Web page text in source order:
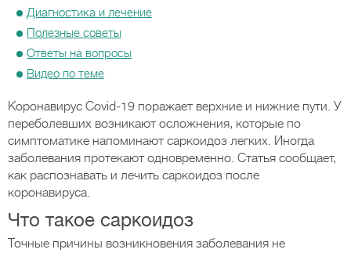
Диагностика и лечение
Полезные советы
​Ответы на вопросы
Видео по теме
Коронавирус Covid-19 поражает верхние и нижние пути. У
переболевших возникают осложнения, которые по
симптоматике напоминают саркоидоз легких. Иногда
заболевания протекают одновременно. Статья сообщает,
как распознавать и лечить саркоидоз после
коронавируса.
Что такое саркоидоз
Точные причины возникновения заболевания не